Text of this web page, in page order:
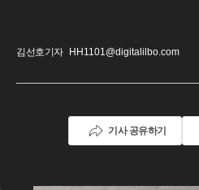
김선호기자 HH1101@digitalilbo.com
기사 공유하기